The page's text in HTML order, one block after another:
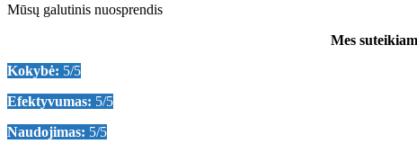
Mūsų galutinis nuosprendis
Mes
Kokybė: 5/5
Efektyvumas: 5/5
Naudojimas: 5/5